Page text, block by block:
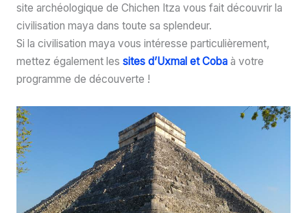
site archéologique de Chichen Itza vous fait découvrir la
civilisation maya dans toute sa splendeur.
Si la civilisation maya vous intéresse particulièrement,
mettez également les sites d’Uxmal et Cobaà votre
programme de découverte !